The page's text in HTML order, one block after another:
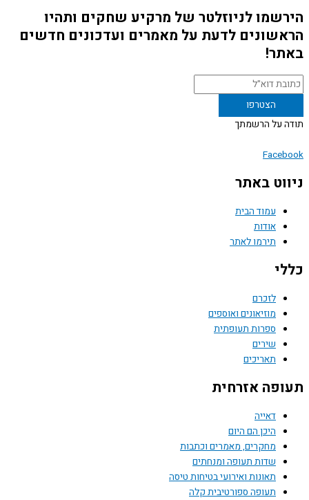
לניוזלטר של מרקיע שחקים ותהיו
לדעת על מאמרים ועדכונים חדשים
על הרשמתך
באתר
עמוד הבית
אודות
תירמו לאתר
לזכרם
מוזיאונים ואוספים
ספרות תעופתית
שירים
תאריכים
אזרחית
דאייה
היכן הם היום
מחקרים, מאמרים וכתבות
שדות תעופה ומנחתים
תאונות ואירועי בטיחות טיסה
תעופה ספורטיבית קלה